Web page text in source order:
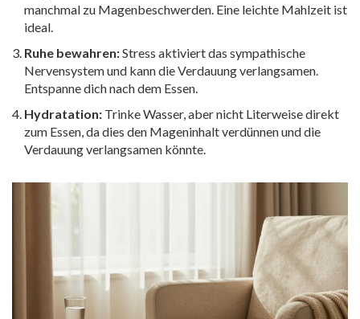
manchmal zu Magenbeschwerden. Eine leichte Mahlzeit ist
ideal.
Ruhe bewahren:Stress aktiviert das sympathische
Nervensystem und kann die Verdauung verlangsamen.
Entspanne dich nach dem Essen.
Hydratation: Trinke Wasser, aber nicht Literweise direkt
zum Essen, da dies den Mageninhalt verdünnen und die
Verdauung verlangsamen könnte.